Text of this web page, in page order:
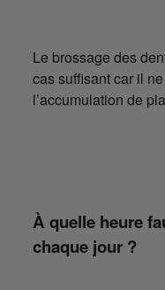
Le brossage des
cas suffisant car il
l’accumulation de
À quelle heure
chaque jour ?